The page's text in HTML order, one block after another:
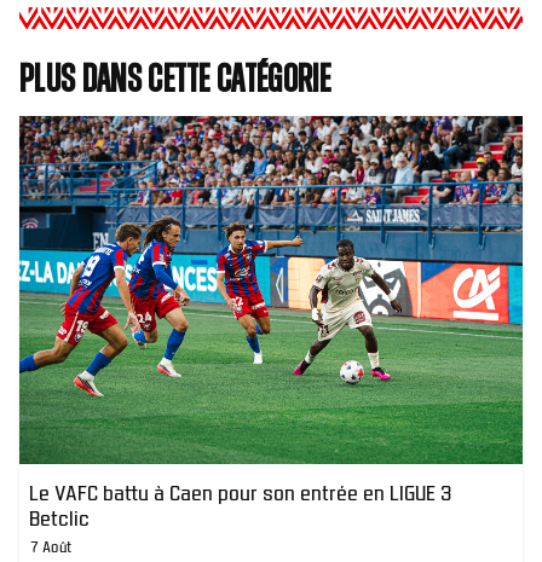
Plus dans cette catégorie
Le VAFC battu à Caen pour son entrée en LIGUE 3
Betclic
7 Août